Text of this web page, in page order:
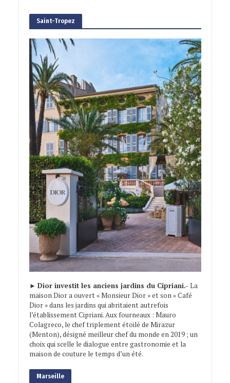
Saint-Tropez
► Dior investit les anciens jardins du Cipriani.- La
maison Dior a ouvert « Monsieur Dior » et son « Café
Dior » dans les jardins qui abritaient autrefois
l’établissement Cipriani. Aux fourneaux : Mauro
Colagreco, le chef triplement étoilé de Mirazur
(Menton), désigné meilleur chef du monde en 2019 ; un
choix qui scelle le dialogue entre gastronomie et la
maison de couture le temps d’un été.
Marseille